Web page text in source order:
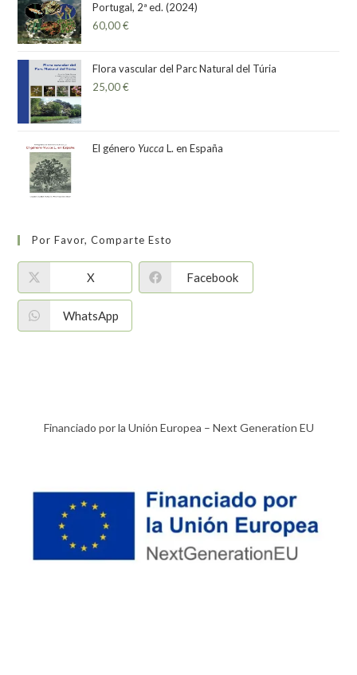
Portugal, 2ª ed. (2024)
60,00€
Flora vascular del Parc Natural del Túria
25,00€
El género Yucca L. en España
Por Favor, Comparte Esto
X Facebook
WhatsApp
Financiado por la Unión Europea – Next Generation EU​